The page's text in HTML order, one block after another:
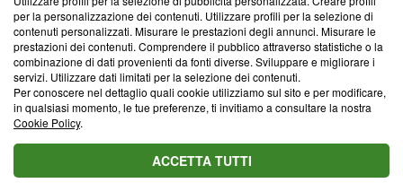
Informativa Privacy
Cookie Policy
Blasting SA, IDI CHE-247.845.224, Via Carlo Frasca, 3 - 6900
Lugano (Svizzera) Tel:+39 0690258937
© 2026 Blasting News
per la personalizzazione dei contenuti. Utilizzare profili per la selezione di
contenuti personalizzati. Misurare le prestazioni degli annunci. Misurare le
prestazioni dei contenuti. Comprendere il pubblico attraverso statistiche o la
combinazione di dati provenienti da fonti diverse. Sviluppare e migliorare i
servizi. Utilizzare dati limitati per la selezione dei contenuti.
Per conoscere nel dettaglio quali cookie utilizziamo sul sito e per modificare,
in qualsiasi momento, le tue preferenze, ti invitiamo a consultare la nostra
Cookie Policy.
ACCETTA TUTTI